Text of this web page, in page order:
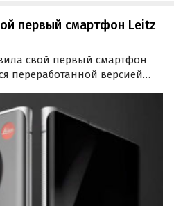
первый смартфон Leitz
свой первый смартфон
переработанной версией
в стиле продукции